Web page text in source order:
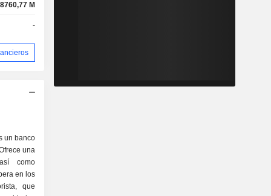
8760,77 M
-
un banco
una
como
en los
que